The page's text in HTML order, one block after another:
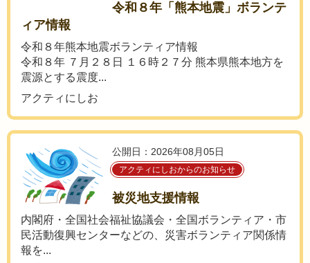
令和８年「熊本地震」ボランテ
ィア情報
令和８年熊本地震ボランティア情報
令和８年 ７月２８日 １６時２７分 熊本県熊本地方を
震源とする震度...
アクティにしお
公開日：2026年08月05日
アクティにしおからのお知らせ
被災地支援情報
内閣府・全国社会福祉協議会・全国ボランティア・市
民活動復興センターなどの、災害ボランティア関係情
報を...